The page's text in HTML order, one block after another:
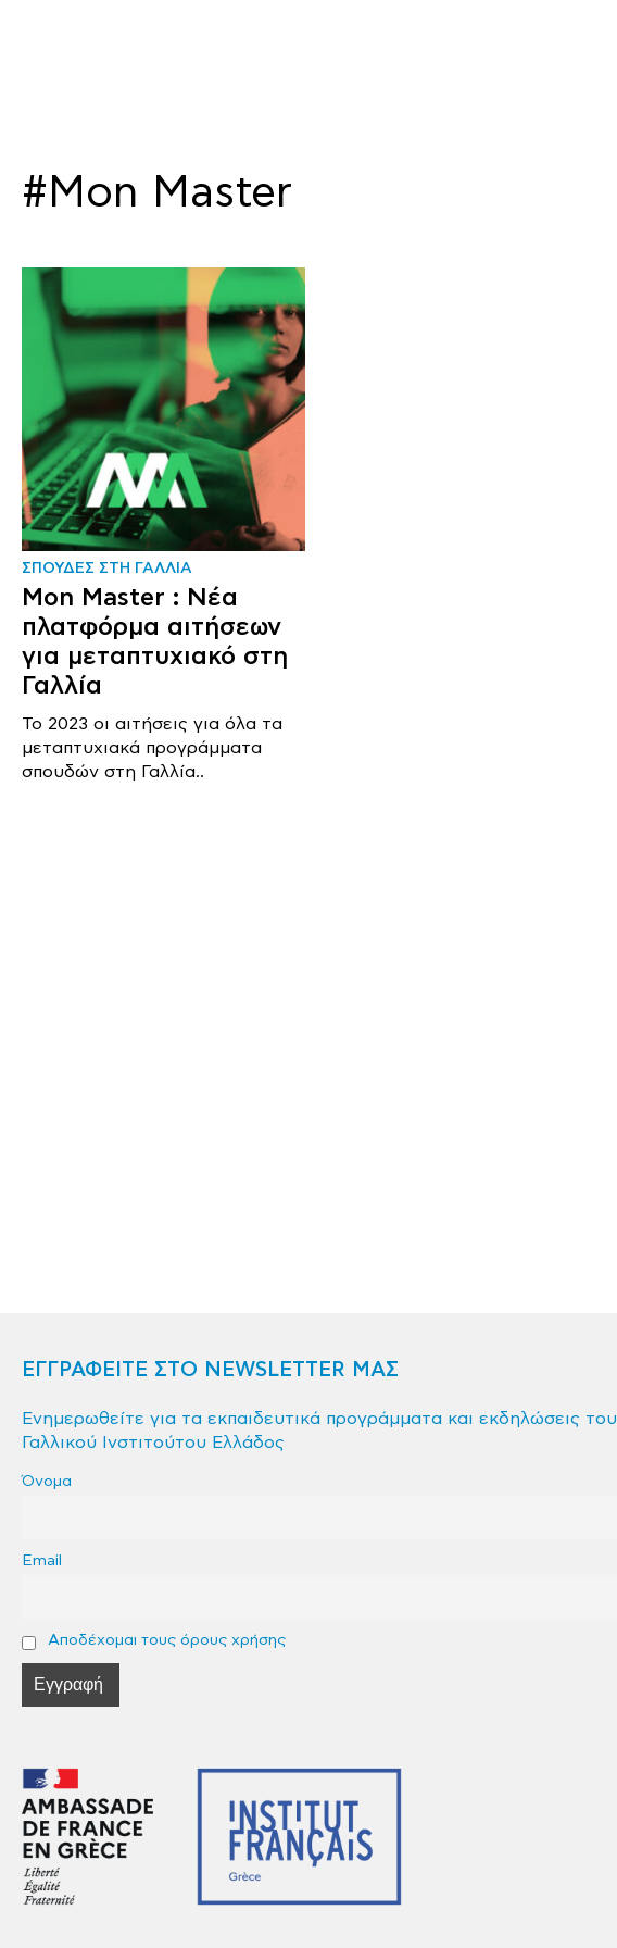
#Mon Master
ΣΠΟΥΔΕΣ ΣΤΗ ΓΑΛΛΙΑ
Mon Master : Νέα
πλατφόρμα αιτήσεων
για μεταπτυχιακό στη
Γαλλία
Το 2023 οι αιτήσεις για όλα τα
μεταπτυχιακά προγράμματα
σπουδών στη Γαλλία..
ΕΓΓΡΑΦΕΙΤΕ ΣΤΟ NEWSLETTER ΜΑΣ
Ενημερωθείτε για τα εκπαιδευτικά προγράμματα και εκδηλώσεις του
Γαλλικού Ινστιτούτου Ελλάδος
Όνομα
Email
Αποδέχομαι τους όρους χρήσης